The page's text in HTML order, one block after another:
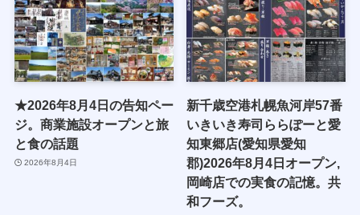
★2026年8月4日の告知ペー
ジ。商業施設オープンと旅
と食の話題
2026年8月4日
新千歳空港札幌魚河岸57番
いきいき寿司ららぽーと愛
知東郷店(愛知県愛知
郡)2026年8月4日オープン,
岡崎店での実食の記憶。共
和フーズ。